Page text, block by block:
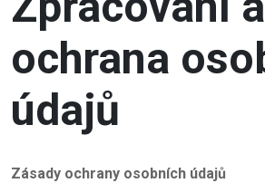
ochrana
údajů
Zásady ochrany osobních údajů